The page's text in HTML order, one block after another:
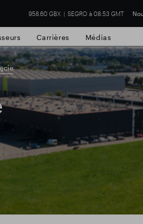
958.60 GBX SEGRO à 08:53 GMT
Carrières Médias